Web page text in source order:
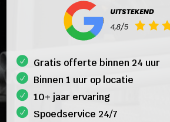
Gratis offerte binnen 24 uur
Binnen 1 uur op locatie
10+ jaar ervaring
Spoedservice 24/7